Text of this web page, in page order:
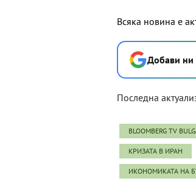
Всяка новина е
Добави ни
Последна
BLOOMBERG TV
КРИЗАТА В ИРАН
ИКОНОМИКАТА НА